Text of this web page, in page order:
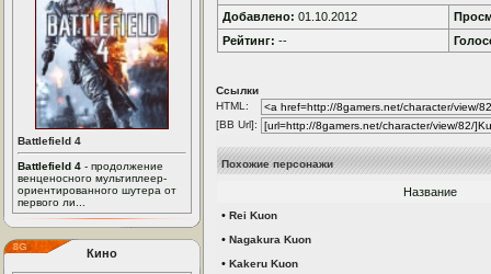
Battlefield 4
Battlefield 4 - продолжение
венценосного мультиплеер-
ориентированного шутера от
первого ли...
Кино
Добавлено: 01.10.2012
Рейтинг: --
Ссылки
HTML:
[BB Url]:
Похожие персонажи
Название
• Rei Kuon
• Nagakura Kuon
• Kakeru Kuon